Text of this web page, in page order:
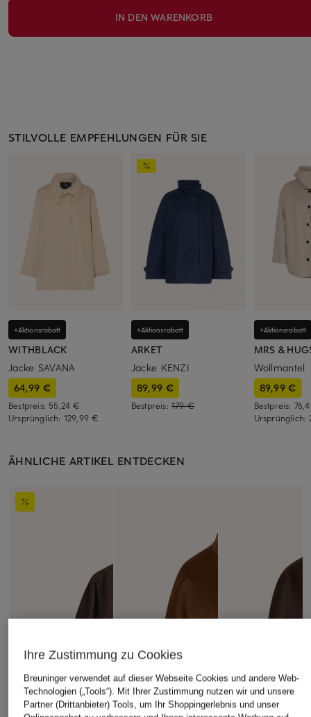
IN DEN WARENKORB
STILVOLLE EMPFEHLUNGEN FÜR SIE
+Aktionsrabatt
WITHBLACK
Jacke SAVANA
64,99 €
Bestpreis: 55,24 €
Ursprünglich: 129,99 €
+Aktionsrabatt
ARKET
Jacke KENZI
89,99 €
Bestpreis: 179 €
+Aktionsrabatt
MRS &
Wollmantel
89,99 €
Bestpreis:
Ursprünglich:
ÄHNLICHE ARTIKEL ENTDECKEN
Ihre Zustimmung zu Cookies
Breuninger verwendet auf dieser Webseite Cookies und andere Web-
Technologien („Tools“). Mit Ihrer Zustimmung nutzen wir und unsere
Partner (Drittanbieter) Tools, um Ihr Shoppingerlebnis und unser